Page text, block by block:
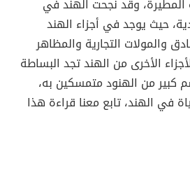
المطيرة، وقد نجحت الهند في
حيث يوجد في أجزاء الهند
والمولات التجارية والمظاهر
الأخرى من الهند تجد البساطة
كبير من الهنود متمسكين به،
في الهند، تابع معنا قراءة هذا